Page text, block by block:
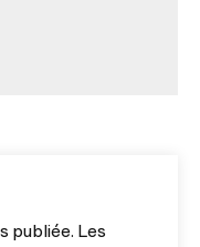
publiée. Les